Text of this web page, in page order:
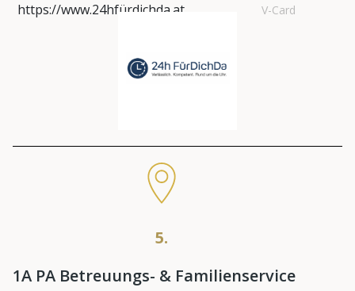
https://www.24hfürdichda.at V-Card
5.
1A PA Betreuungs- & Familienservice